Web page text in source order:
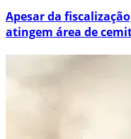
Apesar da
atingem área de